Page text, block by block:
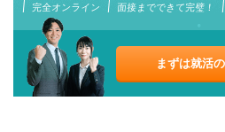
完全オンライン
面接までできて完璧！
まずは就活